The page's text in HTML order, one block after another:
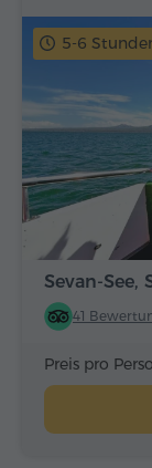
5-6
Sevan-See,
41
Preis pro